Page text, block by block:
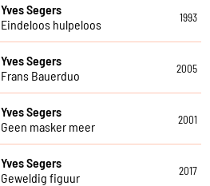
Yves Segers
Eindeloos hulpeloos
1993
Yves Segers
Frans Bauerduo
2005
Yves Segers
Geen masker meer
2001
Yves Segers
Geweldig figuur
2017